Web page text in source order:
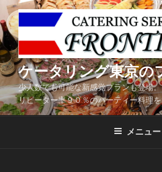
コ
ン
テ
ン
ツ
へ
キ
ケータリング東京の
少人数でも可能な新感覚プランも登場
リピーター率９０％のパーティー料理
メニュー